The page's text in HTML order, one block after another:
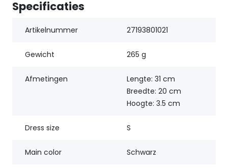
Specificaties
Artikelnummer 27193801021
Gewicht 265 g
Afmetingen
Lengte: 31 cm
Breedte: 20 cm
Hoogte: 3.5 cm
Dress size S
Main color Schwarz